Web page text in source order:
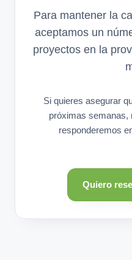
Para mantener la
aceptamos un
proyectos en la
Si quieres asegurar
próximas semanas,
responderemos
Quiero